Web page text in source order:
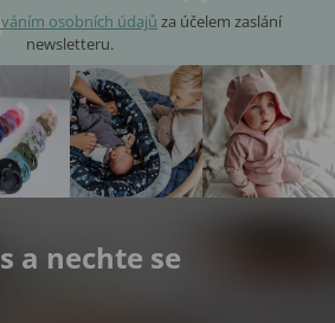
osobních údajů za účelem zaslání
newsletteru.
a nechte se